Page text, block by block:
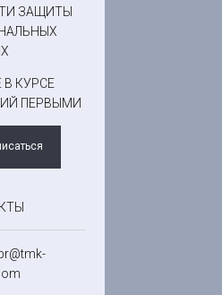
ЗАЩИТЫ
В КУРСЕ
ПЕРВЫМИ